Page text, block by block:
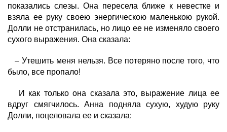
показались слезы. Она пересела ближе к невестке и
взяла ее руку своею энергическою маленькою рукой.
Долли не отстранилась, но лицо ее не изменяло своего
сухого выражения. Она сказала:
– Утешить меня нельзя. Все потеряно после того, что
было, все пропало!
И как только она сказала это, выражение лица ее
вдруг смягчилось. Анна подняла сухую, худую руку
Долли, поцеловала ее и сказала: